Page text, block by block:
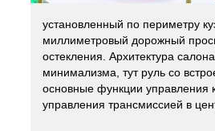
установленный по периметру
миллиметровый дорожный
остекления. Архитектура
минимализма, тут руль со
основные функции управления
управления трансмиссией в